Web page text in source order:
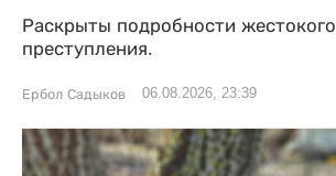
Раскрыты подробности жестокого
преступления.
Ербол Садыков 06.08.2026, 23:39